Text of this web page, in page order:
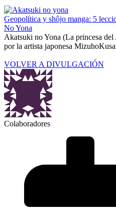
Geopolítica y shôjo manga: 5
No Yona
Akatsuki no Yona (La princesa del
por la artista japonesa
VOLVER A DIVULGACIÓN
Colaboradores